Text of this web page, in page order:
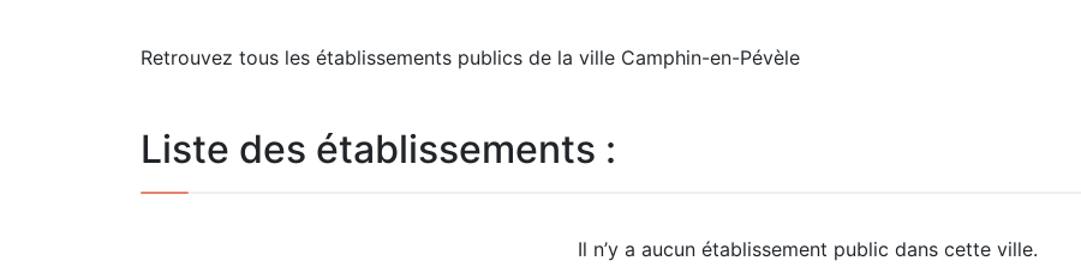
Retrouvez tous les établissements publics de la ville Camphin-en-Pévèle
Liste des établissements :
Il n’y a aucun établissement public dans cette ville.